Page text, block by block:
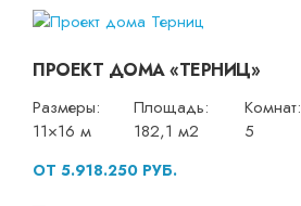
ПРОЕКТ ДОМА «ТЕРНИЦ»
Размеры:
11×16 м
Площадь:
182,1 м2
Комнат:
5
ОТ 5.918.250 РУБ.